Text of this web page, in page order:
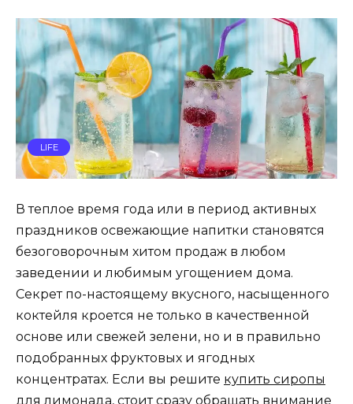
LIFE
В теплое время года или в период активных
праздников освежающие напитки становятся
безоговорочным хитом продаж в любом
заведении и любимым угощением дома.
Секрет по-настоящему вкусного, насыщенного
коктейля кроется не только в качественной
основе или свежей зелени, но и в правильно
подобранных фруктовых и ягодных
концентратах. Если вы решите купить сиропы
для лимонада, стоит сразу обращать внимание